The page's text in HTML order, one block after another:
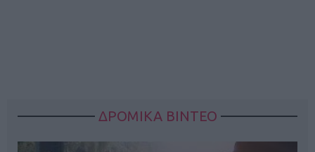
ΔΡΟΜΙΚΑ ΒΙΝΤΕΟ